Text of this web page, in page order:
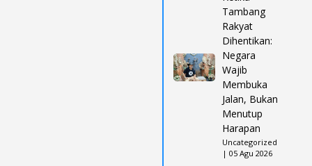
Tambang
Rakyat
Dihentikan:
Negara
Wajib
Membuka
Jalan, Bukan
Menutup
Harapan
Uncategorized
| 05 Agu 2026